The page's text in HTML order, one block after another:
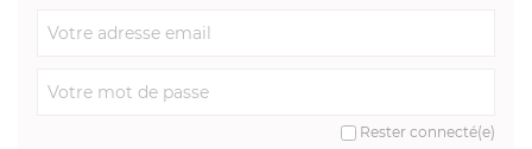
Rester connecté(e)